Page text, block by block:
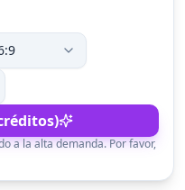
a la alta demanda. Por favor,